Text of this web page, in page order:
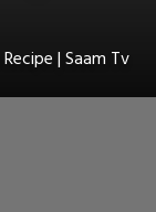
| Saam Tv